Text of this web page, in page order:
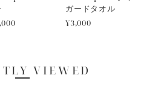
ガードタオル
¥3,000
VIEWED